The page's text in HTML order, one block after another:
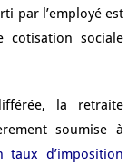
par l’employé est
cotisation sociale
la retraite
soumise à
taux d’imposition